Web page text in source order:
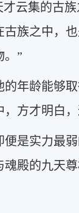
云集的古
族之中，
。”
年龄能够
方才明白
是实力最
殿的九天尊